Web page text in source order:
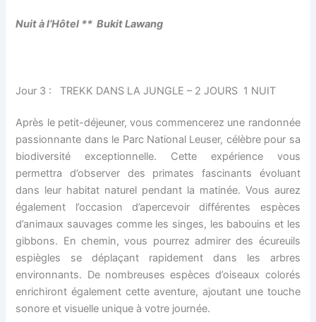
Nuit à l’Hôtel ** Bukit Lawang
Jour 3 : TREKK DANS LA JUNGLE – 2 JOURS 1 NUIT
Après le petit-déjeuner, vous commencerez une randonnée
passionnante dans le Parc National Leuser, célèbre pour sa
biodiversité exceptionnelle. Cette expérience vous
permettra d’observer des primates fascinants évoluant
dans leur habitat naturel pendant la matinée. Vous aurez
également l’occasion d’apercevoir différentes espèces
d’animaux sauvages comme les singes, les babouins et les
gibbons. En chemin, vous pourrez admirer des écureuils
espiègles se déplaçant rapidement dans les arbres
environnants. De nombreuses espèces d’oiseaux colorés
enrichiront également cette aventure, ajoutant une touche
sonore et visuelle unique à votre journée.